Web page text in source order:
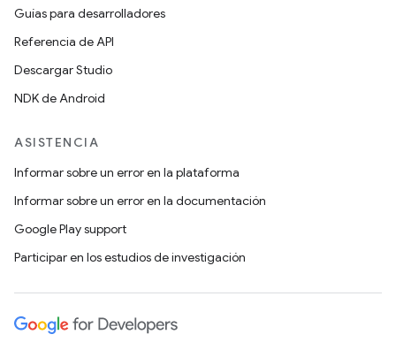
Guías para desarrolladores
Referencia de API
Descargar Studio
NDK de Android
ASISTENCIA
Informar sobre un error en la plataforma
Informar sobre un error en la documentación
Google Play support
Participar en los estudios de investigación